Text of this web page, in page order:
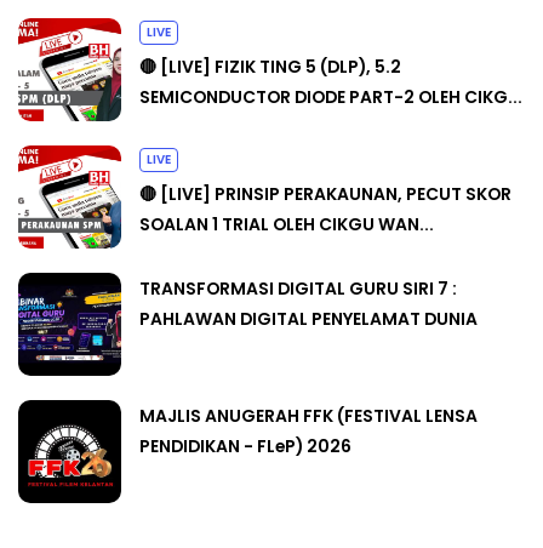
LIVE
🔴 [LIVE] FIZIK TING 5 (DLP), 5.2
SEMICONDUCTOR DIODE PART-2 OLEH CIKG...
LIVE
🔴 [LIVE] PRINSIP PERAKAUNAN, PECUT SKOR
SOALAN 1 TRIAL OLEH CIKGU WAN...
TRANSFORMASI DIGITAL GURU SIRI 7 :
PAHLAWAN DIGITAL PENYELAMAT DUNIA
MAJLIS ANUGERAH FFK (FESTIVAL LENSA
PENDIDIKAN - FLeP) 2026